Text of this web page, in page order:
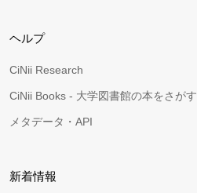
ヘルプ
CiNii Research
CiNii Books - 大学図書館の本をさがす
メタデータ・API
新着情報